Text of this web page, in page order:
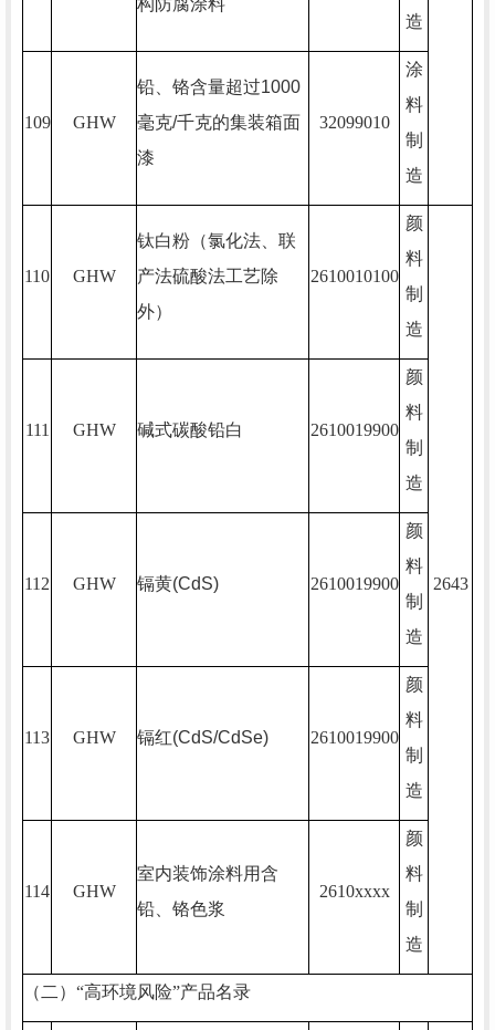
构防腐涂料
造
109 GHW
铅、铬含量超过1000
毫克/千克的集装箱面
漆
32099010
涂
料
制
造
110 GHW
钛白粉（氯化法、联
产法硫酸法工艺除
外）
2610010100
颜
料
制
造
2643
111 GHW 碱式碳酸铅白 2610019900
颜
料
制
造
112 GHW 镉黄(CdS) 2610019900
颜
料
制
造
113 GHW 镉红(CdS/CdSe) 2610019900
颜
料
制
造
114 GHW
室内装饰涂料用含
铅、铬色浆
2610xxxx
颜
料
制
造
（二）“高环境风险”产品名录